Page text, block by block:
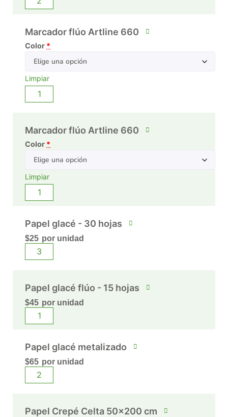
Marcador flúo Artline 660
Color *
Limpiar
Marcador flúo Artline 660
Color *
Limpiar
Papel glacé - 30 hojas
$25 por unidad
Papel glacé flúo - 15 hojas
$45 por unidad
Papel glacé metalizado
$65 por unidad
Papel Crepé Celta 50x200 cm